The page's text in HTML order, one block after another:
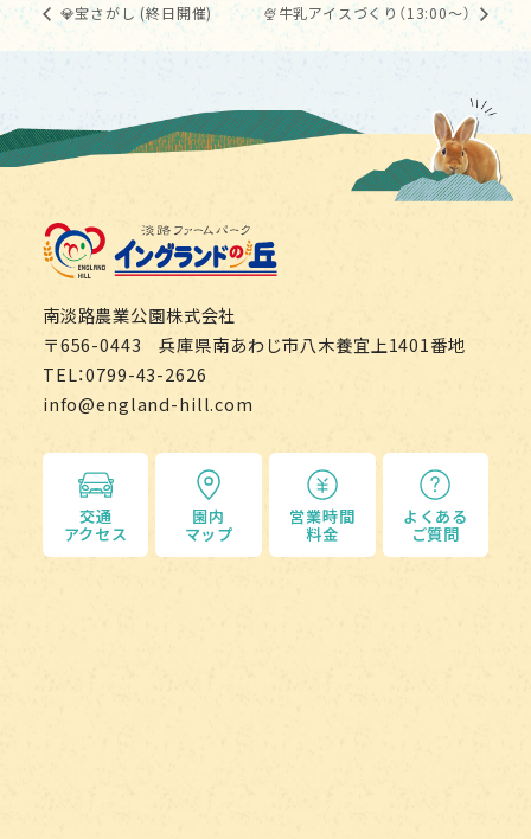
💎宝さがし (終日開催) 🍨牛乳アイスづくり（13:00～）
南淡路農業公園株式会社
〒656-0443 兵庫県南あわじ市八木養宜上1401番地
TEL：0799-43-2626
info@england-hill.com
交通
アクセス
園内
マップ
営業時間
料金
よくある
ご質問